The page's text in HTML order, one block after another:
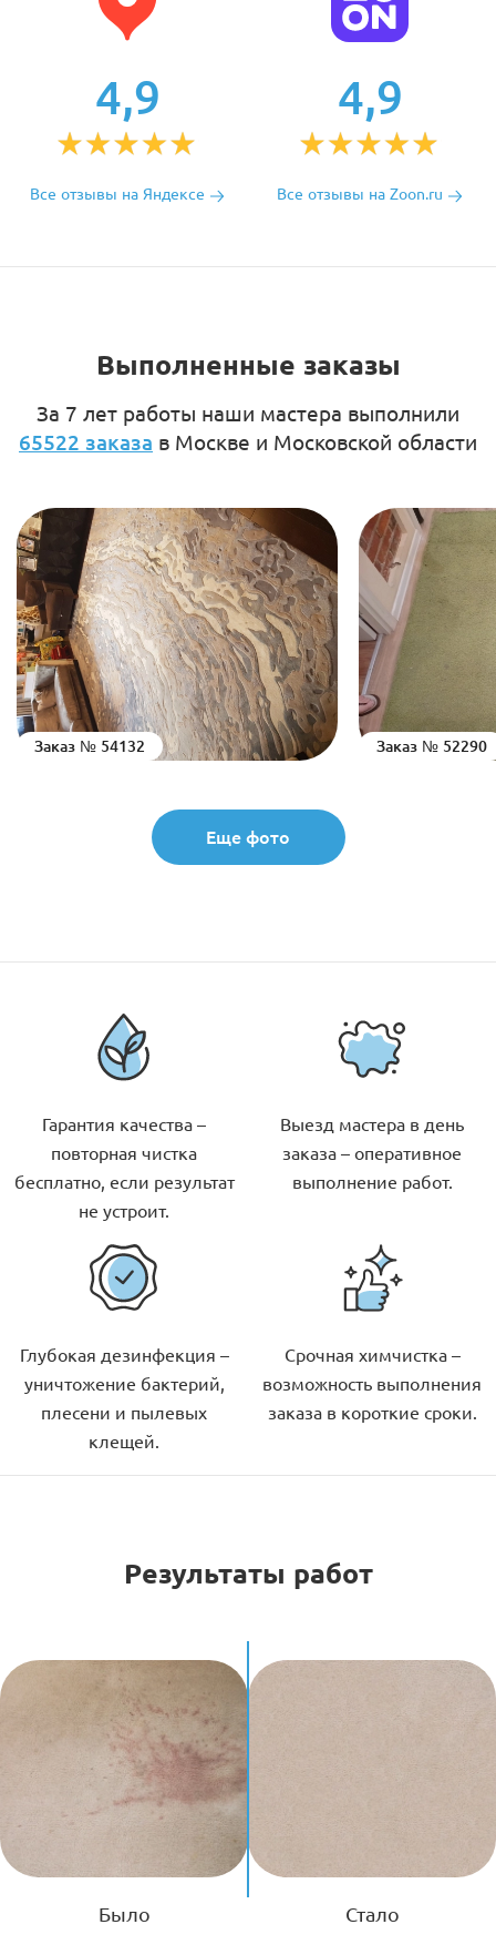
4,9
Все отзывы на Яндексе
4,9
Все отзывы на Zoon.ru
Выполненные заказы
За 7 лет работы наши мастера выполнили
65522 заказа в Москве и Московской области
Заказ № 54132 Заказ № 52290
Еще фото
Гарантия качества –
повторная чистка
бесплатно, если результат
не устроит.
Выезд мастера в день
заказа – оперативное
выполнение работ.
Глубокая дезинфекция –
уничтожение бактерий,
плесени и пылевых
клещей.
Срочная химчистка –
возможность выполнения
заказа в короткие сроки.
Результаты работ
Было Стало